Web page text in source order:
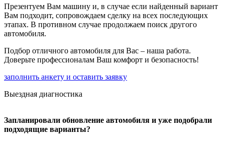
Презентуем Вам машину и, в случае если найденный вариант
Вам подходит, сопровождаем сделку на всех последующих
этапах. В противном случае продолжаем поиск другого
автомобиля.
Подбор отличного автомобиля для Вас – наша работа.
Доверьте профессионалам Ваш комфорт и безопасность!
заполнить анкету и оставить заявку
Выездная диагностика
Запланировали обновление автомобиля и уже подобрали
подходящие варианты?